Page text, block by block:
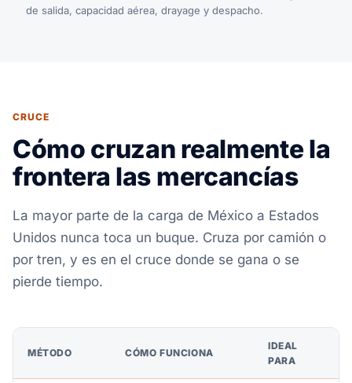
de salida, capacidad aérea, drayage y despacho.
CRUCE
Cómo cruzan realmente la
frontera las mercancías
La mayor parte de la carga de México a Estados
Unidos nunca toca un buque. Cruza por camión o
por tren, y es en el cruce donde se gana o se
pierde tiempo.
MÉTODO CÓMO FUNCIONA
IDEAL
PARA